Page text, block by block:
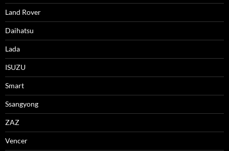
Land Rover
Daihatsu
Lada
ISUZU
Smart
Ssangyong
ZAZ
Vencer